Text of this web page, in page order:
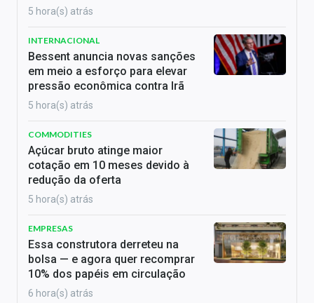
5 hora(s) atrás
INTERNACIONAL
Bessent anuncia novas sanções
em meio a esforço para elevar
pressão econômica contra Irã
5 hora(s) atrás
COMMODITIES
Açúcar bruto atinge maior
cotação em 10 meses devido à
redução da oferta
5 hora(s) atrás
EMPRESAS
Essa construtora derreteu na
bolsa — e agora quer recomprar
10% dos papéis em circulação
6 hora(s) atrás